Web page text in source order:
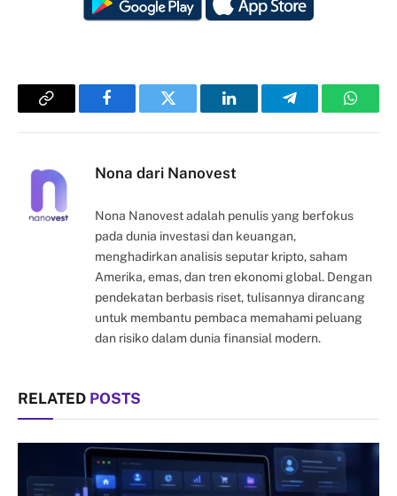
Copy
FacebookTwitter LinkedInTelegram
Nona dari Nanovest
Nona Nanovest adalah penulis yang berfokus
pada dunia investasi dan keuangan,
menghadirkan analisis seputar kripto, saham
Amerika, emas, dan tren ekonomi global. Dengan
pendekatan berbasis riset, tulisannya dirancang
untuk membantu pembaca memahami peluang
dan risiko dalam dunia finansial modern.
RELATED POSTS